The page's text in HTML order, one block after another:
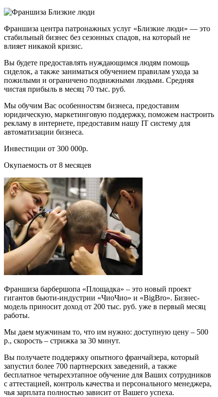
Франшиза центра патронажных услуг «Близкие люди» — это
стабильный бизнес без сезонных спадов, на который не
влияет никакой кризис.
Вы будете предоставлять нуждающимся людям помощь
сиделок, а также заниматься обучением правилам ухода за
пожилыми и ограничено подвижными людьми. Средняя
чистая прибыль в месяц 70 тыс. руб.
Мы обучим Вас особенностям бизнеса, предоставим
юридическую, маркетинговую поддержку, поможем настроить
рекламу в интернете, предоставим нашу IT систему для
автоматизации бизнеса.
Инвестиции от 300 000р.
Окупаемость от 8 месяцев
Франшиза барбершопа «Площадка» – это новый проект
гигантов бьюти-индустрии «ЧиоЧио» и «BigBro». Бизнес-
модель приносит доход от 200 тыс. руб. уже в первый месяц
работы.
Мы даем мужчинам то, что им нужно: доступную цену – 500
р., скорость – стрижка за 30 минут.
Вы получаете поддержку опытного франчайзера, который
запустил более 700 партнерских заведений, а также
бесплатное четырехэтапное обучение для Ваших сотрудников
с аттестацией, контроль качества и персонального менеджера,
чья зарплата полностью зависит от Вашего успеха.